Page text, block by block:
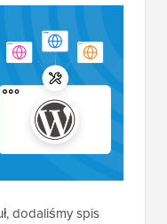
dodaliśmy spis